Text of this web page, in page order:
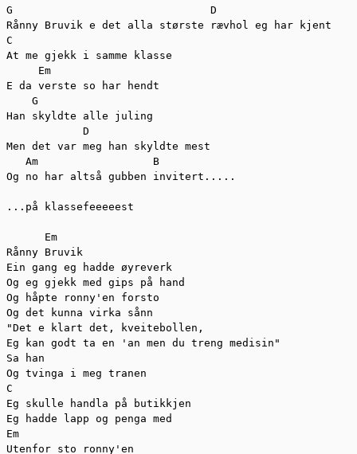
G                               D
Rånny Bruvik e det alla største rævhol eg har kjent
C
At me gjekk i samme klasse
     Em
E da verste so har hendt
    G
Han skyldte alle juling
            D
Men det var meg han skyldte mest
   Am                  B
Og no har altså gubben invitert.....
...på klassefeeeeest
      Em
Rånny Bruvik
Ein gang eg hadde øyreverk
Og eg gjekk med gips på hand
Og håpte ronny'en forsto
Og det kunna virka sånn
"Det e klart det, kveitebollen,
Eg kan godt ta en 'an men du treng medisin"
Sa han
Og tvinga i meg tranen
C
Eg skulle handla på butikkjen
Eg hadde lapp og penga med
Em
Utenfor sto ronny'en